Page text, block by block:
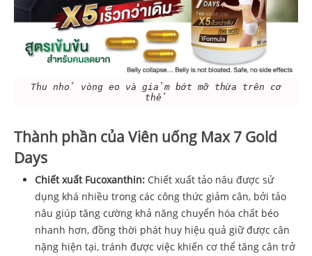
Thu nhỏ vòng eo và giảm bớt mỡ thừa trên cơ
thể
Thành phần của Viên uống Max 7 Gold
Days
Chiết xuất Fucoxanthin: Chiết xuất tảo nâu được sử
dụng khá nhiều trong các công thức giảm cân, bởi tảo
nâu giúp tăng cường khả năng chuyển hóa chất béo
nhanh hơn, đồng thời phát huy hiệu quả giữ được cân
nặng hiện tại, tránh được việc khiến cơ thể tăng cân trở